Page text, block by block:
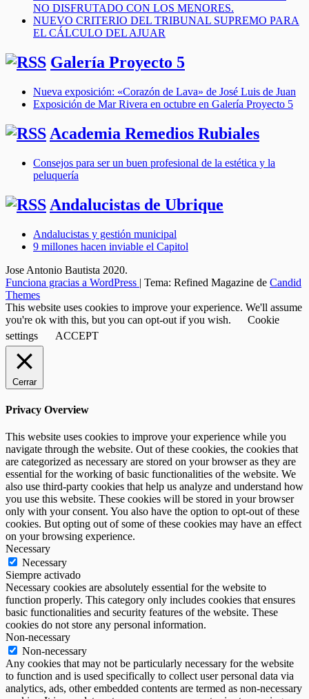
NO DISFRUTADO CON LOS MENORES.
NUEVO CRITERIO DEL TRIBUNAL SUPREMO PARA
EL CÁLCULO DEL AJUAR
Galería Proyecto 5
Nueva exposición: «Corazón de Lava» de José Luis de Juan
Exposición de Mar Rivera en octubre en Galería Proyecto 5
Academia Remedios Rubiales
Consejos para ser un buen profesional de la estética y la
peluquería
Andalucistas de Ubrique
Andalucistas y gestión municipal
9 millones hacen inviable el Capitol
Jose Antonio Bautista 2020.
Funciona gracias a WordPress | Tema: Refined Magazine de Candid
Themes
This website uses cookies to improve your experience. We'll assume
you're ok with this, but you can opt-out if you wish.
Cookie
settings
ACCEPT
Cerrar
Privacy Overview
This website uses cookies to improve your experience while you
navigate through the website. Out of these cookies, the cookies that
are categorized as necessary are stored on your browser as they are
essential for the working of basic functionalities of the website. We
also use third-party cookies that help us analyze and understand how
you use this website. These cookies will be stored in your browser
only with your consent. You also have the option to opt-out of these
cookies. But opting out of some of these cookies may have an effect
on your browsing experience.
Necessary
Necessary
Siempre activado
Necessary cookies are absolutely essential for the website to
function properly. This category only includes cookies that ensures
basic functionalities and security features of the website. These
cookies do not store any personal information.
Non-necessary
Non-necessary
Any cookies that may not be particularly necessary for the website
to function and is used specifically to collect user personal data via
analytics, ads, other embedded contents are termed as non-necessary